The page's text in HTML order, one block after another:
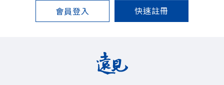
會員登入 快速註冊